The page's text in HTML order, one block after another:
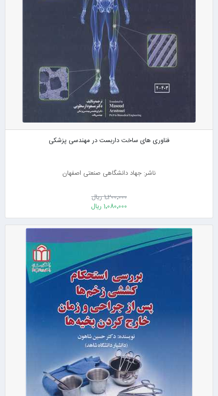
فناوری های ساخت داربست در مهندسی پزشکی
ناشر: جهاد دانشگاهی صنعتی اصفهان
1٬200٬000 ریال
1٬080٬000 ریال